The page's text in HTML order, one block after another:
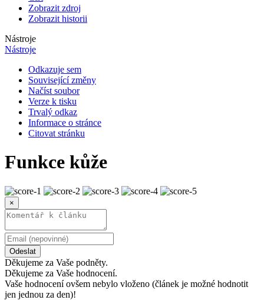
Zobrazit zdroj
Zobrazit historii
Nástroje
Nástroje
Odkazuje sem
Související změny
Načíst soubor
Verze k tisku
Trvalý odkaz
Informace o stránce
Citovat stránku
Funkce kůže
×
Odeslat
Děkujeme za Vaše podněty.
Děkujeme za Vaše hodnocení.
Vaše hodnocení ovšem nebylo vloženo (článek je možné hodnotit
jen jednou za den)!